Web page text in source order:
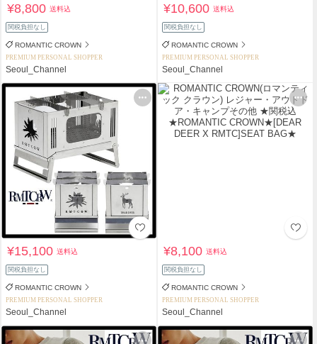
¥8,800送料込
関税負担なし
ROMANTIC CROWN
PREMIUM PERSONAL SHOPPER
Seoul_Channel
¥10,600送料込
関税負担なし
ROMANTIC CROWN
PREMIUM PERSONAL SHOPPER
Seoul_Channel
¥15,100送料込
関税負担なし
ROMANTIC CROWN
PREMIUM PERSONAL SHOPPER
Seoul_Channel
¥8,100送料込
関税負担なし
ROMANTIC CROWN
PREMIUM PERSONAL SHOPPER
Seoul_Channel